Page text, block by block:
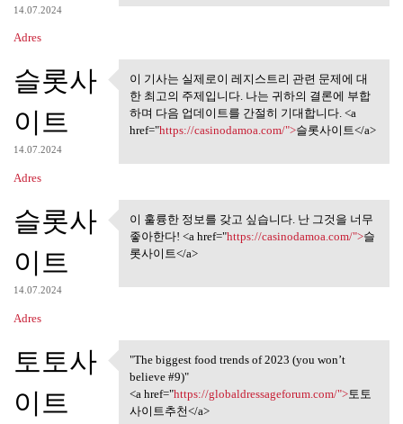
14.07.2024
Adres
슬롯사
이트
14.07.2024
Adres
이 기사는 실제로이 레지스트리
관련 문제에 대한
이 기사는 실제로이 레지스트리 관련 문제에 대
한 최고의 주제입니다. 나는 귀하의 결론에 부합
하며 다음 업데이트를 간절히 기대합니다. <a
href="https://casinodamoa.com/">슬롯사이트</a>
슬롯사
이트
14.07.2024
Adres
이 훌륭한 정보를 갖고 싶습니다.
난 그것을 너무
이 훌륭한 정보를 갖고 싶습니다. 난 그것을 너무
좋아한다! <a href="https://casinodamoa.com/">슬
롯사이트</a>
토토사
이트
"The biggest food trends of
"The biggest food trends of 2023 (you won’t
believe #9)"
<a href="https://globaldressageforum.com/">토토
사이트추천</a>